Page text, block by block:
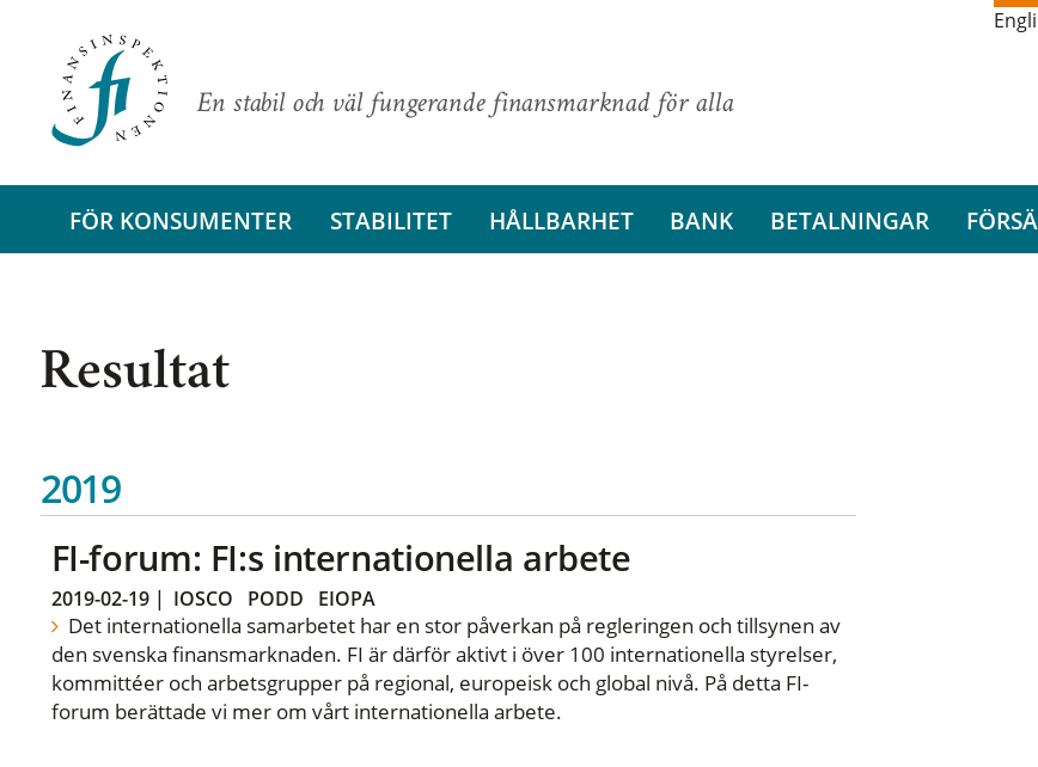
En stabil och väl fungerande finansmarknad för alla
FÖR KONSUMENTER STABILITET HÅLLBARHET BANK BETALNINGAR
Resultat
2019
FI-forum: FI:s internationella arbete
2019-02-19| IOSCO PODD EIOPA
Det internationella samarbetet har en stor påverkan på regleringen och tillsynen av
den svenska finansmarknaden. FI är därför aktivt i över 100 internationella styrelser,
kommittéer och arbetsgrupper på regional, europeisk och global nivå. På detta FI-
forum berättade vi mer om vårt internationella arbete.